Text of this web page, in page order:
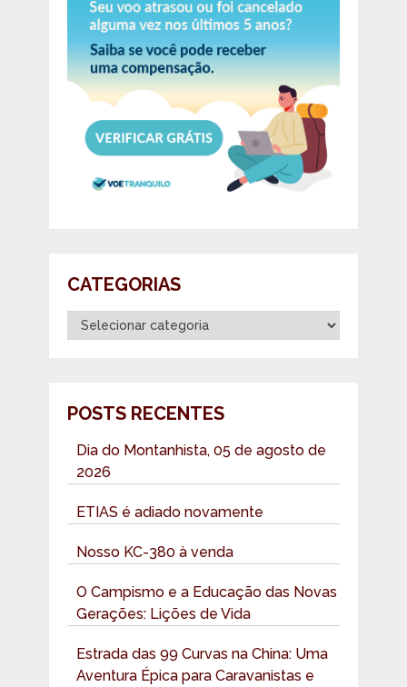
CATEGORIAS
Categorias
POSTS RECENTES
Dia do Montanhista, 05 de agosto de
2026
ETIAS é adiado novamente
Nosso KC-380 à venda
O Campismo e a Educação das Novas
Gerações: Lições de Vida
Estrada das 99 Curvas na China: Uma
Aventura Épica para Caravanistas e